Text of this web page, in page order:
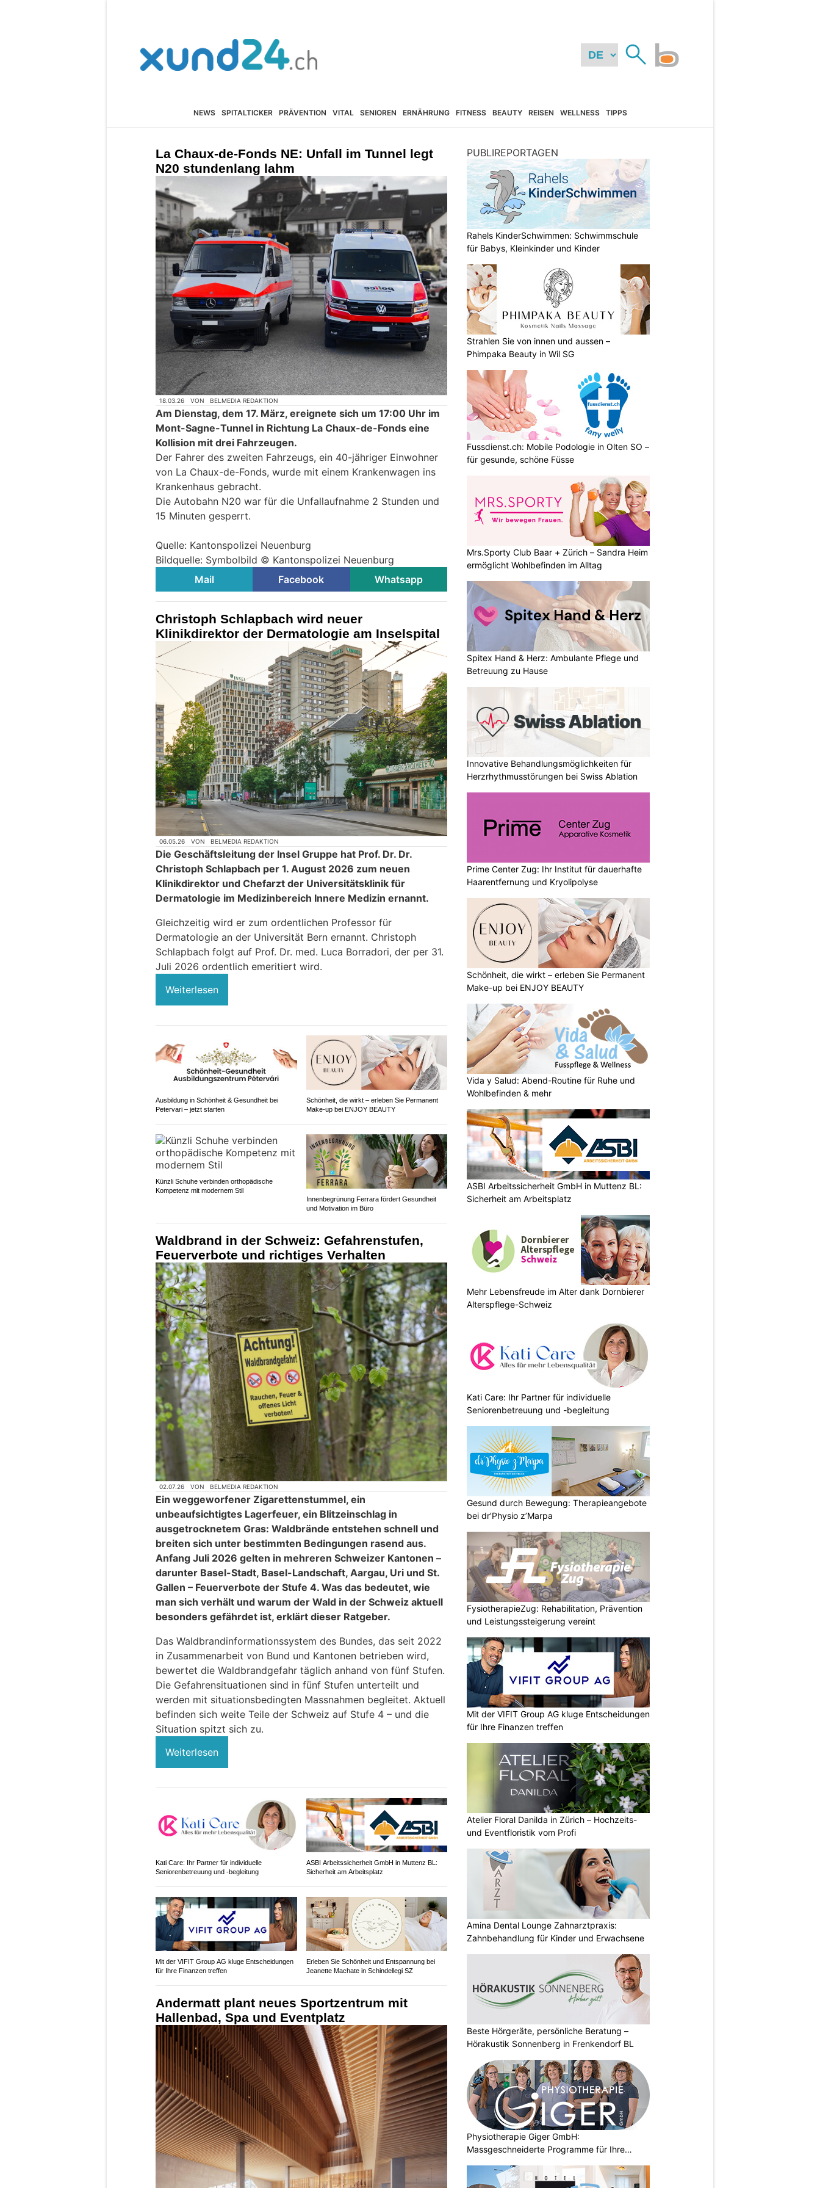
NEWS SPITALTICKER PRÄVENTION VITAL SENIOREN ERNÄHRUNG FITNESS BEAUTY REISEN WELLNESS TIPPS
La Chaux-de-Fonds NE: Unfall im Tunnel legt
N20 stundenlang lahm
18.03.26 VON BELMEDIA REDAKTION
Am Dienstag, dem 17. März, ereignete sich um 17:00 Uhr im
Mont-Sagne-Tunnel in Richtung La Chaux-de-Fonds eine
Kollision mit drei Fahrzeugen.
Der Fahrer des zweiten Fahrzeugs, ein 40-jähriger Einwohner
von La Chaux-de-Fonds, wurde mit einem Krankenwagen ins
Krankenhaus gebracht.
Die Autobahn N20 war für die Unfallaufnahme 2 Stunden und
15 Minuten gesperrt.
Quelle: Kantonspolizei Neuenburg
Bildquelle: Symbolbild © Kantonspolizei Neuenburg
Mail
Facebook Whatsapp
Christoph Schlapbach wird neuer
Klinikdirektor der Dermatologie am Inselspital
06.05.26 VON BELMEDIA REDAKTION
Die Geschäftsleitung der Insel Gruppe hat Prof. Dr. Dr.
Christoph Schlapbach per 1. August 2026 zum neuen
Klinikdirektor und Chefarzt der Universitätsklinik für
Dermatologie im Medizinbereich Innere Medizin ernannt.
Gleichzeitig wird er zum ordentlichen Professor für
Dermatologie an der Universität Bern ernannt. Christoph
Schlapbach folgt auf Prof. Dr. med. Luca Borradori, der per 31.
Juli 2026 ordentlich emeritiert wird.
Weiterlesen
Ausbildung in Schönheit & Gesundheit bei
Petervari – jetzt starten
Schönheit, die wirkt – erleben Sie Permanent
Make-up bei ENJOY BEAUTY
Künzli Schuhe verbinden orthopädische
Kompetenz mit modernem Stil
Innenbegrünung Ferrara fördert Gesundheit
und Motivation im Büro
Waldbrand in der Schweiz: Gefahrenstufen,
Feuerverbote und richtiges Verhalten
02.07.26 VON BELMEDIA REDAKTION
Ein weggeworfener Zigarettenstummel, ein
unbeaufsichtigtes Lagerfeuer, ein Blitzeinschlag in
ausgetrocknetem Gras: Waldbrände entstehen schnell und
breiten sich unter bestimmten Bedingungen rasend aus.
Anfang Juli 2026 gelten in mehreren Schweizer Kantonen –
darunter Basel-Stadt, Basel-Landschaft, Aargau, Uri und St.
Gallen – Feuerverbote der Stufe 4. Was das bedeutet, wie
man sich verhält und warum der Wald in der Schweiz aktuell
besonders gefährdet ist, erklärt dieser Ratgeber.
Das Waldbrandinformationssystem des Bundes, das seit 2022
in Zusammenarbeit von Bund und Kantonen betrieben wird,
bewertet die Waldbrandgefahr täglich anhand von fünf Stufen.
Die Gefahrensituationen sind in fünf Stufen unterteilt und
werden mit situationsbedingten Massnahmen begleitet. Aktuell
befinden sich weite Teile der Schweiz auf Stufe 4 – und die
Situation spitzt sich zu.
Weiterlesen
Kati Care: Ihr Partner für individuelle
Seniorenbetreuung und -begleitung
ASBI Arbeitssicherheit GmbH in Muttenz BL:
Sicherheit am Arbeitsplatz
Mit der VIFIT Group AG kluge Entscheidungen
für Ihre Finanzen treffen
Erleben Sie Schönheit und Entspannung bei
Jeanette Machate in Schindellegi SZ
Andermatt plant neues Sportzentrum mit
Hallenbad, Spa und Eventplatz
PUBLIREPORTAGEN
Rahels KinderSchwimmen: Schwimmschule
für Babys, Kleinkinder und Kinder
Strahlen Sie von innen und aussen –
Phimpaka Beauty in Wil SG
Fussdienst.ch: Mobile Podologie in Olten SO –
für gesunde, schöne Füsse
Mrs.Sporty Club Baar + Zürich – Sandra Heim
ermöglicht Wohlbefinden im Alltag
Spitex Hand & Herz: Ambulante Pflege und
Betreuung zu Hause
Innovative Behandlungsmöglichkeiten für
Herzrhythmusstörungen bei Swiss Ablation
Prime Center Zug: Ihr Institut für dauerhafte
Haarentfernung und Kryolipolyse
Schönheit, die wirkt – erleben Sie Permanent
Make-up bei ENJOY BEAUTY
Vida y Salud: Abend-Routine für Ruhe und
Wohlbefinden & mehr
ASBI Arbeitssicherheit GmbH in Muttenz BL:
Sicherheit am Arbeitsplatz
Mehr Lebensfreude im Alter dank Dornbierer
Alterspflege-Schweiz
Kati Care: Ihr Partner für individuelle
Seniorenbetreuung und -begleitung
Gesund durch Bewegung: Therapieangebote
bei dr’Physio z’Marpa
FysiotherapieZug: Rehabilitation, Prävention
und Leistungssteigerung vereint
Mit der VIFIT Group AG kluge Entscheidungen
für Ihre Finanzen treffen
Atelier Floral Danilda in Zürich – Hochzeits-
und Eventfloristik vom Profi
Amina Dental Lounge Zahnarztpraxis:
Zahnbehandlung für Kinder und Erwachsene
Beste Hörgeräte, persönliche Beratung –
Hörakustik Sonnenberg in Frenkendorf BL
Physiotherapie Giger GmbH:
Massgeschneiderte Programme für Ihre